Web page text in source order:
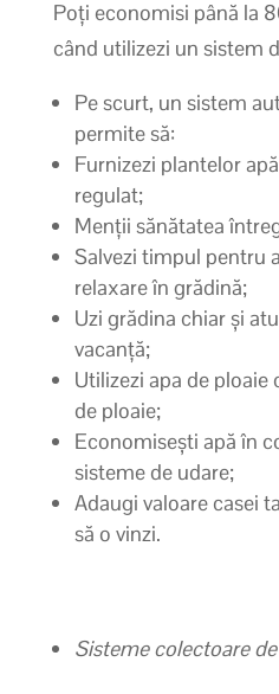
Poți economisi până la
când utilizezi un sistem
Pe scurt, un sistem
permite să:
Furnizezi plantelor
regulat;
Menții sănătatea
Salvezi timpul pentru
relaxare în grădină;
Uzi grădina chiar și
vacanță;
Utilizezi apa de ploaie
de ploaie;
Economisești apă în
sisteme de udare;
Adaugi valoare casei
să o vinzi.
Sisteme colectoare